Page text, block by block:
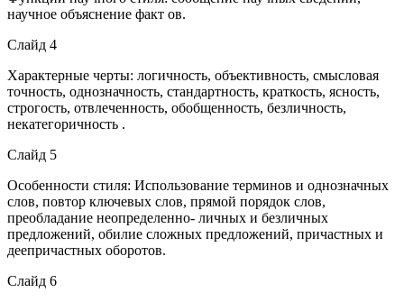
научное объяснение факт ов.
Слайд 4
Характерные черты: логичность, объективность, смысловая
точность, однозначность, стандартность, краткость, ясность,
строгость, отвлеченность, обобщенность, безличность,
некатегоричность .
Слайд 5
Особенности стиля: Использование терминов и однозначных
слов, повтор ключевых слов, прямой порядок слов,
преобладание неопределенно- личных и безличных
предложений, обилие сложных предложений, причастных и
деепричастных оборотов.
Слайд 6